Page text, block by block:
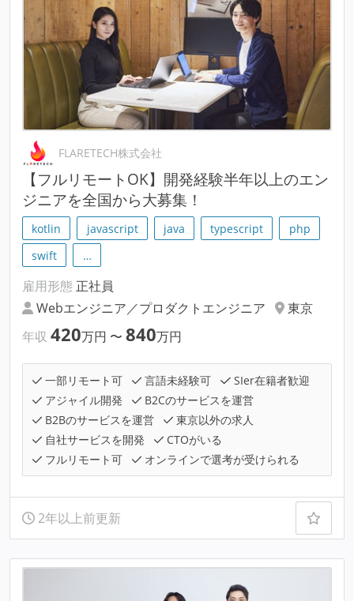
FLARETECH株式会社
【フルリモートOK】開発経験半年以上のエン
ジニアを全国から大募集！
kotlin javascript java typescript
php
swift
…
雇用形態 正社員
Webエンジニア／プロダクトエンジニア
東京
年収 420万円 〜 840万円
一部リモート可 言語未経験可
SIer在籍者歓迎
アジャイル開発
B2Cのサービスを運営
B2Bのサービスを運営
東京以外の求人
自社サービスを開発
CTOがいる
フルリモート可
オンラインで選考が受けられる
2年以上前更新